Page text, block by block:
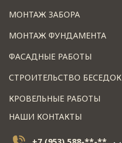
МОНТАЖ ЗАБОРА
МОНТАЖ ФУНДАМЕНТА
ФАСАДНЫЕ РАБОТЫ
СТРОИТЕЛЬСТВО БЕСЕДОК
КРОВЕЛЬНЫЕ РАБОТЫ
НАШИ КОНТАКТЫ